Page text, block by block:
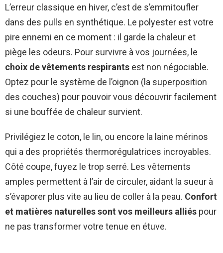
L’erreur classique en hiver, c’est de s’emmitoufler
dans des pulls en synthétique. Le polyester est votre
pire ennemi en ce moment : il garde la chaleur et
piège les odeurs. Pour survivre à vos journées, le
choix de vêtements respirants est non négociable.
Optez pour le système de l’oignon (la superposition
des couches) pour pouvoir vous découvrir facilement
si une bouffée de chaleur survient.
Privilégiez le coton, le lin, ou encore la laine mérinos
qui a des propriétés thermorégulatrices incroyables.
Côté coupe, fuyez le trop serré. Les vêtements
amples permettent à l’air de circuler, aidant la sueur à
s’évaporer plus vite au lieu de coller à la peau. Confort
et matières naturelles sont vos meilleurs alliés pour
ne pas transformer votre tenue en étuve.